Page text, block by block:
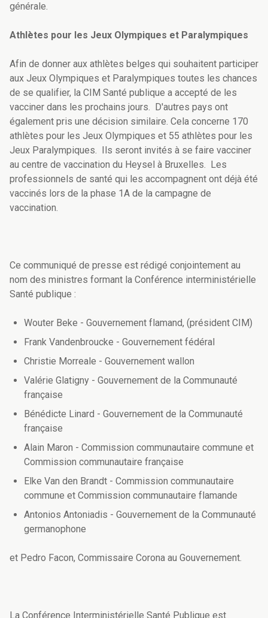
générale.
Athlètes pour les Jeux Olympiques et Paralympiques
Afin de donner aux athlètes belges qui souhaitent participer
aux Jeux Olympiques et Paralympiques toutes les chances
de se qualifier, la CIM Santé publique a accepté de les
vacciner dans les prochains jours. D'autres pays ont
également pris une décision similaire. Cela concerne 170
athlètes pour les Jeux Olympiques et 55 athlètes pour les
Jeux Paralympiques. Ils seront invités à se faire vacciner
au centre de vaccination du Heysel à Bruxelles. Les
professionnels de santé qui les accompagnent ont déjà été
vaccinés lors de la phase 1A de la campagne de
vaccination.
Ce communiqué de presse est rédigé conjointement au
nom des ministres formant la Conférence interministérielle
Santé publique :
Wouter Beke - Gouvernement flamand, (président CIM)
Frank Vandenbroucke - Gouvernement fédéral
Christie Morreale - Gouvernement wallon
Valérie Glatigny - Gouvernement de la Communauté
française
Bénédicte Linard - Gouvernement de la Communauté
française
Alain Maron - Commission communautaire commune et
Commission communautaire française
Elke Van den Brandt - Commission communautaire
commune et Commission communautaire flamande
Antonios Antoniadis - Gouvernement de la Communauté
germanophone
et Pedro Facon, Commissaire Corona au Gouvernement.
La Conférence Interministérielle Santé Publique est